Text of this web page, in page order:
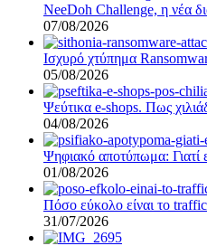
NeeDoh Challenge, η νέα
07/08/2026
Ισχυρό χτύπημα
05/08/2026
Ψεύτικα e-shops. Πως
04/08/2026
Ψηφιακό αποτύπωμα: Γιατί
01/08/2026
Πόσο εύκολο είναι το
31/07/2026